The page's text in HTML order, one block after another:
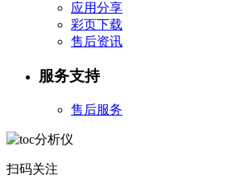
应用分享
彩页下载
售后资讯
服务支持
售后服务
扫码关注